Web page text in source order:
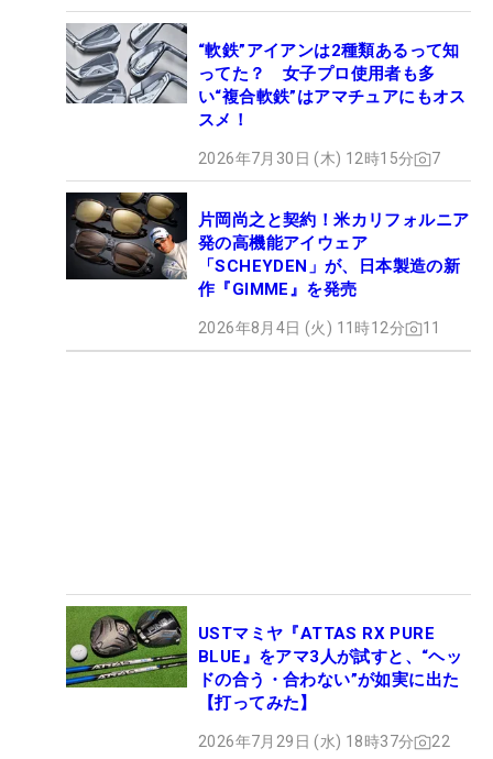
“軟鉄”アイアンは2種類あるって知
ってた？ 女子プロ使用者も多
い“複合軟鉄”はアマチュアにもオス
スメ！
2026年7月30日 (木) 12時15分 7
片岡尚之と契約！米カリフォルニア
発の高機能アイウェア
「SCHEYDEN」が、日本製造の新
作『GIMME』を発売
2026年8月4日 (火) 11時12分 11
USTマミヤ『ATTAS RX PURE
BLUE』をアマ3人が試すと、“ヘッ
ドの合う・合わない”が如実に出た
【打ってみた】
2026年7月29日 (水) 18時37分 22